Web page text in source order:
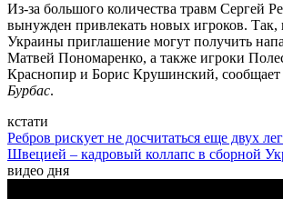
Из-за большого количества травм Сергей
вынужден привлекать новых игроков. Так,
Украины приглашение могут получить
Матвей Пономаренко, а также игроки
Краснопир и Борис Крушинский, сообщает
Бурбас.
кстати
Ребров рискует не досчитаться еще двух
Швецией – кадровый коллапс в сборной
видео дня